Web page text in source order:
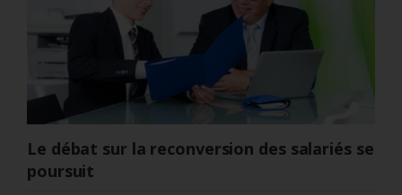
Le débat sur la reconversion des salariés se
poursuit